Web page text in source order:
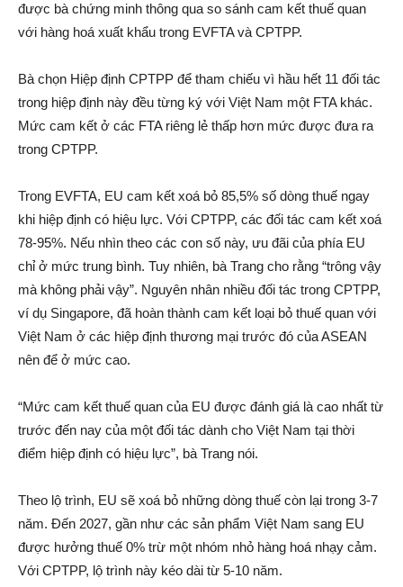
được bà chứng minh thông qua so sánh cam kết thuế quan
với hàng hoá xuất khẩu trong EVFTA và CPTPP.
Bà chọn Hiệp định CPTPP để tham chiếu vì hầu hết 11 đối tác
trong hiệp định này đều từng ký với Việt Nam một FTA khác.
Mức cam kết ở các FTA riêng lẻ thấp hơn mức được đưa ra
trong CPTPP.
Trong EVFTA, EU cam kết xoá bỏ 85,5% số dòng thuế ngay
khi hiệp định có hiệu lực. Với CPTPP, các đối tác cam kết xoá
78-95%. Nếu nhìn theo các con số này, ưu đãi của phía EU
chỉ ở mức trung bình. Tuy nhiên, bà Trang cho rằng “trông vậy
mà không phải vậy”. Nguyên nhân nhiều đối tác trong CPTPP,
ví dụ Singapore, đã hoàn thành cam kết loại bỏ thuế quan với
Việt Nam ở các hiệp định thương mại trước đó của ASEAN
nên để ở mức cao.
“Mức cam kết thuế quan của EU được đánh giá là cao nhất từ
trước đến nay của một đối tác dành cho Việt Nam tại thời
điểm hiệp định có hiệu lực”, bà Trang nói.
Theo lộ trình, EU sẽ xoá bỏ những dòng thuế còn lại trong 3-7
năm. Đến 2027, gần như các sản phẩm Việt Nam sang EU
được hưởng thuế 0% trừ một nhóm nhỏ hàng hoá nhạy cảm.
Với CPTPP, lộ trình này kéo dài từ 5-10 năm.